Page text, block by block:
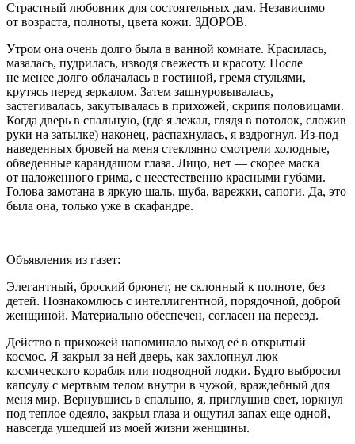
Страстный любовник для состоятельных дам. Независимо
от возраста, полноты, цвета кожи. ЗДОРОВ.
Утром она очень долго была в ванной комнате. Красилась,
мазалась, пудрилась, изводя свежесть и красоту. После
не менее долго облачалась в гостиной, гремя стульями,
крутясь перед зеркалом. Затем зашнуровывалась,
застегивалась, закутывалась в прихожей, скрипя половицами.
Когда дверь в спальную, (где я лежал, глядя в потолок, сложив
руки на затылке) наконец, распахнулась, я вздрогнул. Из-под
наведенных бровей на меня стеклянно смотрели холодные,
обведенные карандашом глаза. Лицо, нет — скорее маска
от наложенного грима, с неестественно красными губами.
Голова замотана в яркую шаль, шуба, варежки, сапоги. Да, это
была она, только уже в скафандре.
Объявления из газет:
Элегантный, броский брюнет, не склонный к полноте, без
детей. Познакомлюсь с интеллигентной, порядочной, доброй
женщиной. Материально обеспечен, согласен на переезд.
Действо в прихожей напоминало выход её в открытый
космос. Я закрыл за ней дверь, как захлопнул люк
космического корабля или подводной лодки. Будто выбросил
капсулу с мертвым телом внутри в чужой, враждебный для
меня мир. Вернувшись в спальню, я, приглушив свет, юркнул
под теплое одеяло, закрыл глаза и ощутил запах еще одной,
навсегда ушедшей из моей жизни женщины.